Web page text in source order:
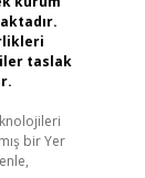
taslak
bir Yer